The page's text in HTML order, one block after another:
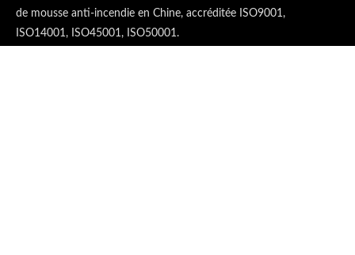
de mousse anti-incendie en Chine, accréditée ISO9001,
ISO14001, ISO45001, ISO50001.